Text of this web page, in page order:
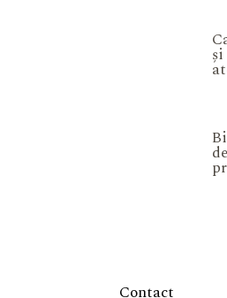
și
de
Contact